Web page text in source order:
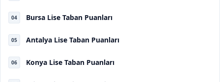
04 Bursa Lise Taban Puanları
05 Antalya Lise Taban Puanları
06 Konya Lise Taban Puanları